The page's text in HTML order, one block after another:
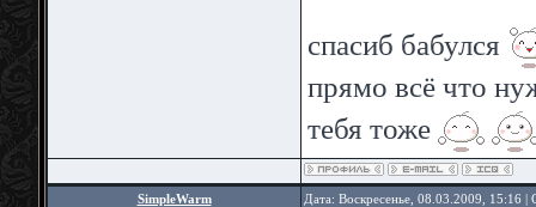
спасиб бабулся
прямо всё что
тебя тоже
SimpleWarm Дата: Воскресенье, 08.03.2009, 15:16